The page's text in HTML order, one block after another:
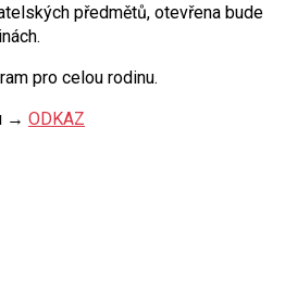
předmětů, otevřena bude
pro celou rodinu.
→ ODKAZ